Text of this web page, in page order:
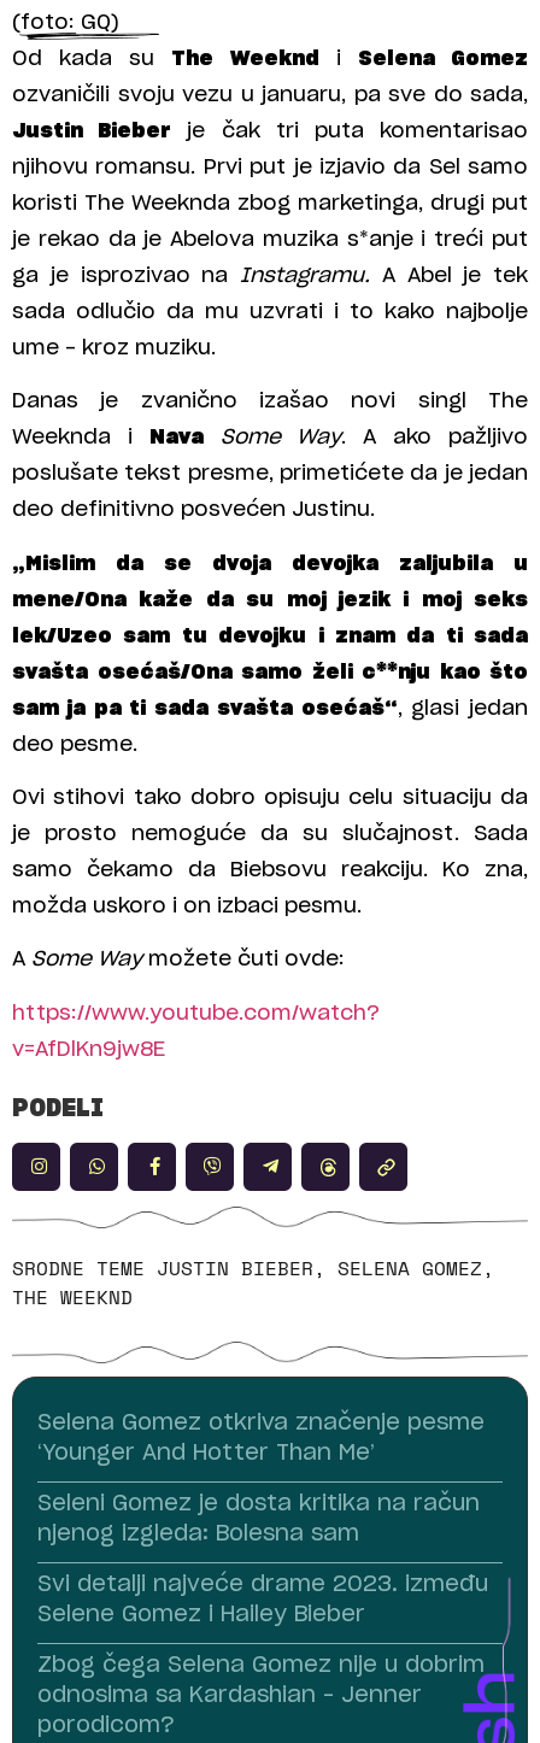
(foto: GQ)
Od kada su The Weeknd i Selena Gomez
ozvaničili svoju vezu u januaru, pa sve do sada,
Justin Bieber je čak tri puta komentarisao
njihovu romansu. Prvi put je izjavio da Sel samo
koristi The Weeknda zbog marketinga, drugi put
je rekao da je Abelova muzika s*anje i treći put
ga je isprozivao na Instagramu. A Abel je tek
sada odlučio da mu uzvrati i to kako najbolje
ume – kroz muziku.
Danas je zvanično izašao novi singl The
Weeknda i
NavaSome Way. A ako pažljivo
poslušate tekst presme, primetićete da je jedan
deo definitivno posvećen Justinu.
„Mislim da se dvoja devojka zaljubila u
mene/Ona kaže da su moj jezik i moj seks
lek/Uzeo sam tu devojku i znam da ti sada
svašta osećaš/Ona samo želi c**nju kao što
sam ja pa ti sada svašta osećaš“, glasi jedan
deo pesme.
Ovi stihovi tako dobro opisuju celu situaciju da
je prosto nemoguće da su slučajnost. Sada
samo čekamo da Biebsovu reakciju. Ko zna,
možda uskoro i on izbaci pesmu.
A Some Waymožete čuti ovde:
https://www.youtube.com/watch?
v=AfDlKn9jw8E
PODELI
SRODNE TEME JUSTIN BIEBER, SELENA GOMEZ,
THE WEEKND
Selena Gomez otkriva značenje pesme
‘Younger And Hotter Than Me’
Seleni Gomez je dosta kritika na račun
njenog izgleda: Bolesna sam
Svi detalji najveće drame 2023. između
Selene Gomez i Hailey Bieber
Zbog čega Selena Gomez nije u dobrim
odnosima sa Kardashian – Jenner
porodicom?